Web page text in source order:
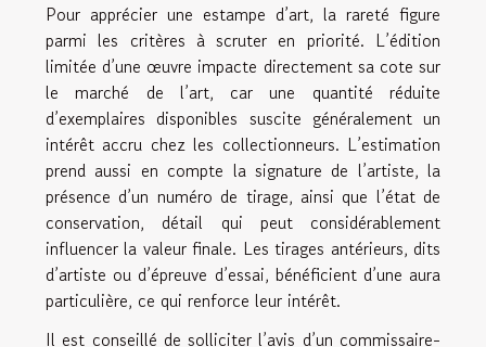
Pour apprécier une estampe d’art, la rareté figure
parmi les critères à scruter en priorité. L’édition
limitée d’une œuvre impacte directement sa cote sur
le marché de l’art, car une quantité réduite
d’exemplaires disponibles suscite généralement un
intérêt accru chez les collectionneurs. L’estimation
prend aussi en compte la signature de l’artiste, la
présence d’un numéro de tirage, ainsi que l’état de
conservation, détail qui peut considérablement
influencer la valeur finale. Les tirages antérieurs, dits
d’artiste ou d’épreuve d’essai, bénéficient d’une aura
particulière, ce qui renforce leur intérêt.
Il est conseillé de solliciter l’avis d’un commissaire-